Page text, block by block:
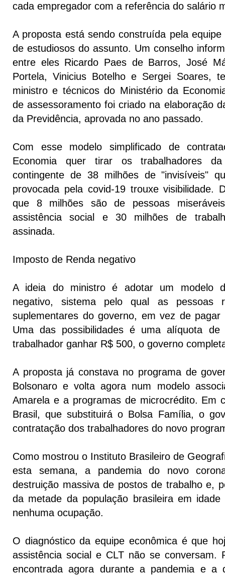
cada empregador com a referência do salário
A proposta está sendo construída pela
de estudiosos do assunto. Um conselho
entre eles Ricardo Paes de Barros, José
Portela, Vinicius Botelho e Sergei Soares,
ministro e técnicos do Ministério da
de assessoramento foi criado na elaboração
da Previdência, aprovada no ano passado.
Com esse modelo simplificado de
Economia quer tirar os trabalhadores
contingente de 38 milhões de "invisíveis"
provocada pela covid-19 trouxe visibilidade.
que 8 milhões são de pessoas
assistência social e 30 milhões de
assinada.
Imposto de Renda negativo
A ideia do ministro é adotar um modelo
negativo, sistema pelo qual as pessoas
suplementares do governo, em vez de
Uma das possibilidades é uma alíquota
trabalhador ganhar R$ 500, o governo
A proposta já constava no programa de
Bolsonaro e volta agora num modelo
Amarela e a programas de microcrédito. Em
Brasil, que substituirá o Bolsa Família, o
contratação dos trabalhadores do novo
Como mostrou o Instituto Brasileiro de
esta semana, a pandemia do novo
destruição massiva de postos de trabalho e,
da metade da população brasileira em
nenhuma ocupação.
O diagnóstico da equipe econômica é que
assistência social e CLT não se conversam.
encontrada agora durante a pandemia e a